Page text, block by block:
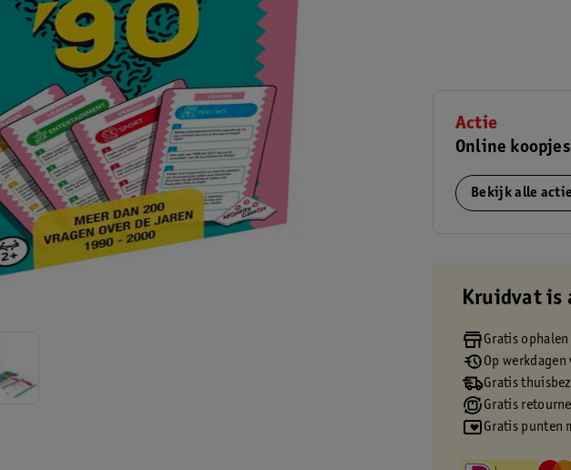
Actie
Online
Bekijk alle
Kruidvat is
Gratis
Op
Gratis
Gratis
Gratis punten